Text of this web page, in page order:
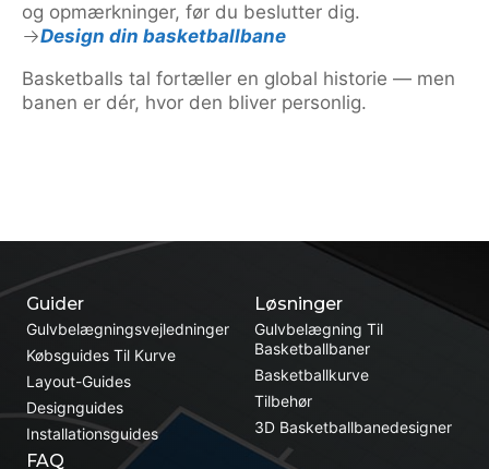
og opmærkninger, før du beslutter dig.
Design din basketballbane
Basketballs tal fortæller en global historie — men
banen er dér, hvor den bliver personlig.
Løsninger
Gulvbelægning Til
Basketballbaner
Basketballkurve
Tilbehør
3D Basketballbanedesigner
Guider
Gulvbelægningsvejledninger
Købsguides Til Kurve
Layout-Guides
Designguides
Installationsguides
FAQ